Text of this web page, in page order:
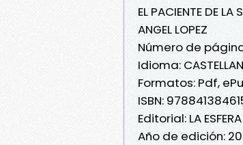
EL PACIENTE DE LA
ANGEL LOPEZ
Número de
Idioma:
Formatos: Pdf,
ISBN:
Editorial: LA
Año de edición: